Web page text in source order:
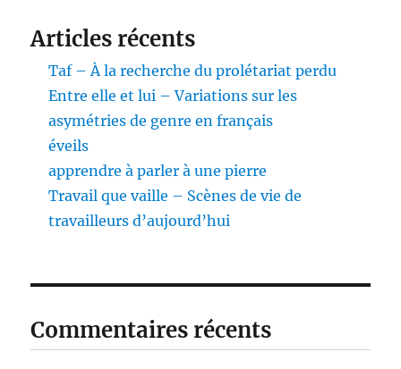
Articles récents
Taf – À la recherche du prolétariat perdu
Entre elle et lui – Variations sur les
asymétries de genre en français
éveils
apprendre à parler à une pierre
Travail que vaille – Scènes de vie de
travailleurs d’aujourd’hui
Commentaires récents